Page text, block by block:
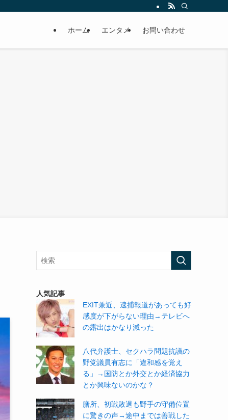
ホーム エンタメ お問い合わせ
人気記事
EXIT兼近、逮捕報道があっても好
感度が下がらない理由→テレビへ
の露出はかなり減った
八代弁護士、セクハラ問題抗議の
野党議員有志に「違和感を覚え
る」→国防とか外交とか経済協力
とか興味ないのかな？
膳所、初戦敗退も野手の守備位置
に驚きの声→途中までは善戦した